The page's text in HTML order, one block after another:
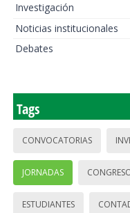
Investigación
Noticias institucionales
Debates
Tags
CONVOCATORIAS
JORNADAS
ESTUDIANTES